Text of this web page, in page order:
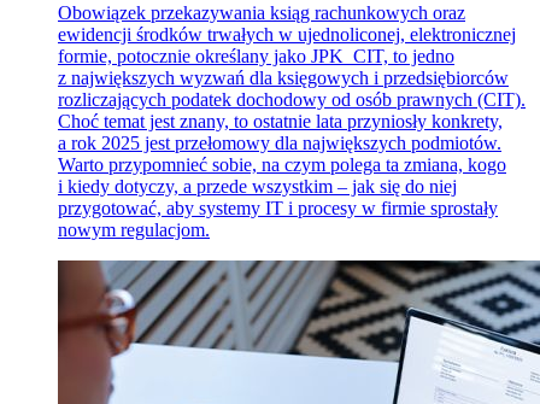
Obowiązek przekazywania ksiąg rachunkowych oraz
ewidencji środków trwałych w ujednoliconej, elektronicznej
formie, potocznie określany jako JPK_CIT, to jedno
z największych wyzwań dla księgowych i przedsiębiorców
rozliczających podatek dochodowy od osób prawnych (CIT).
Choć temat jest znany, to ostatnie lata przyniosły konkrety,
a rok 2025 jest przełomowy dla największych podmiotów.
Warto przypomnieć sobie, na czym polega ta zmiana, kogo
i kiedy dotyczy, a przede wszystkim – jak się do niej
przygotować, aby systemy IT i procesy w firmie sprostały
nowym regulacjom.